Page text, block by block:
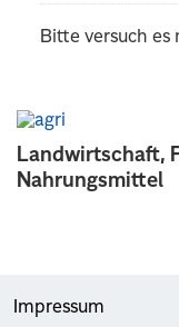
Landwirtschaft,
Nahrungsmittel
Bitte versuch es
Impressum